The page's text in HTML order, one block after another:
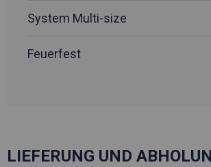
System Multi-size
Feuerfest
LIEFERUNG UND